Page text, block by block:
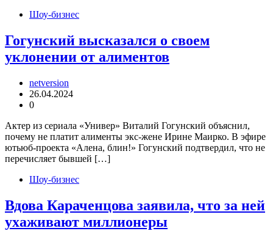
Шоу-бизнес
Гогунский высказался о своем
уклонении от алиментов
netversion
26.04.2024
0
Актер из сериала «Универ» Виталий Гогунский объяснил,
почему не платит алименты экс-жене Ирине Маирко. В эфире
ютьюб-проекта «Алена, блин!» Гогунский подтвердил, что не
перечисляет бывшей […]
Шоу-бизнес
Вдова Караченцова заявила, что за ней
ухаживают миллионеры